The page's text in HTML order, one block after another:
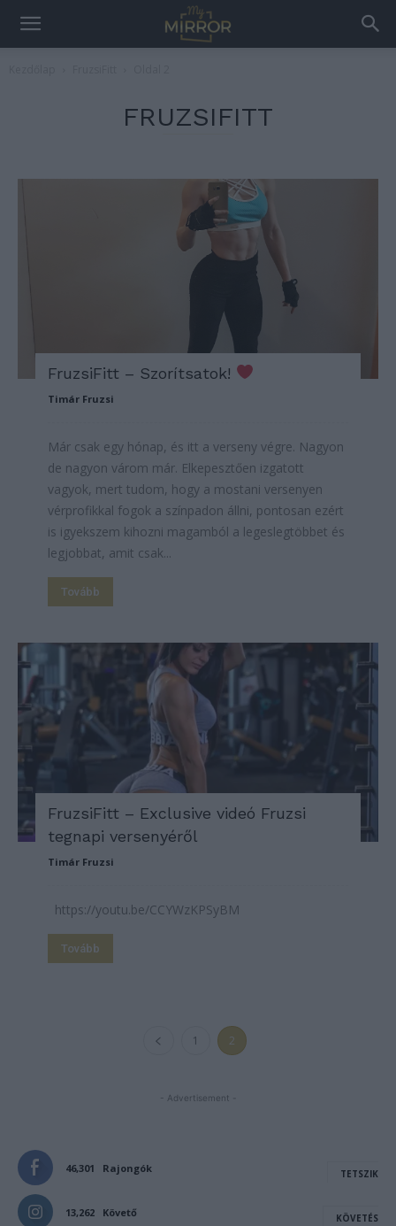
FRUZSIFITT
FruzsiFitt – Szorítsatok!
Timár Fruzsi
Már csak egy hónap, és itt a verseny végre. Nagyon
de nagyon várom már. Elkepesztően izgatott
vagyok, mert tudom, hogy a mostani versenyen
vérprofikkal fogok a színpadon állni, pontosan ezért
is igyekszem kihozni magamból a legeslegtöbbet és
legjobbat, amit csak...
Tovább
FruzsiFitt – Exclusive videó Fruzsi
tegnapi versenyéről
Timár Fruzsi
https://youtu.be/CCYWzKPSyBM
Tovább
1 2
- Advertisement -
46,301 Rajongók TETSZIK
13,262 Követő KÖVETÉS